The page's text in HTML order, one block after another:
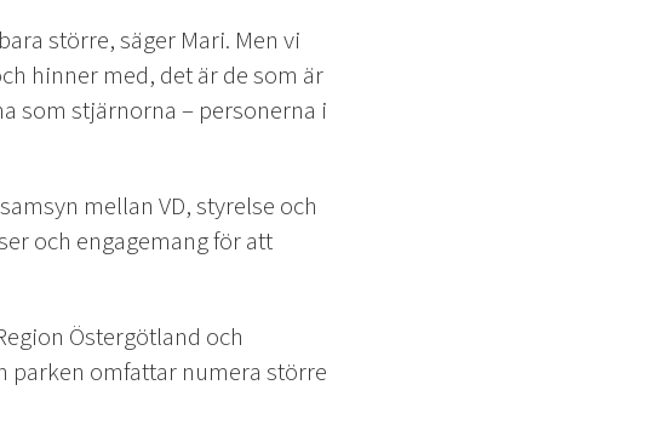
större, säger Mari. Men vi
hinner med, det är de som är
som stjärnorna – personerna i
mellan VD, styrelse och
och engagemang för att
Östergötland och
parken omfattar numera större